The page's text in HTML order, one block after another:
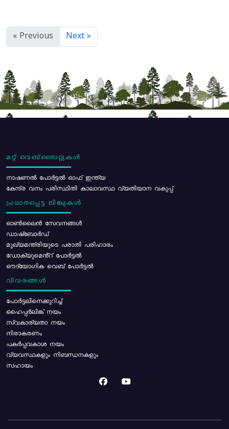
« Previous Next »
മറ്റ് വെബ്സൈറ്റുകൾ
നാഷണൽ പോർട്ടൽ ഓഫ് ഇന്ത്യ
കേന്ദ്ര വനം പരിസ്ഥിതി കാലാവസ്ഥ വ്യതിയാന വകുപ്പ്
പ്രധാനപ്പെട്ട ലിങ്കുകൾ
ഓൺലൈൻ സേവനങ്ങൾ
ഡാഷ്ബോർഡ്
മുഖ്യമന്ത്രിയുടെ പരാതി പരിഹാരം
ഡോക്യുമെൻ്റ് പോർട്ടൽ
ഔദ്യോഗിക വെബ് പോർട്ടൽ
വിവരങ്ങൾ
പോര്‍ട്ടലിനെക്കുറിച്ച്
ഹൈപ്പർലിങ്ക് നയം
സ്വകാര്യതാ നയം
നിരാകരണം
പകർപ്പവകാശ നയം
വ്യവസ്ഥകളും നിബന്ധനകളും
സഹായം